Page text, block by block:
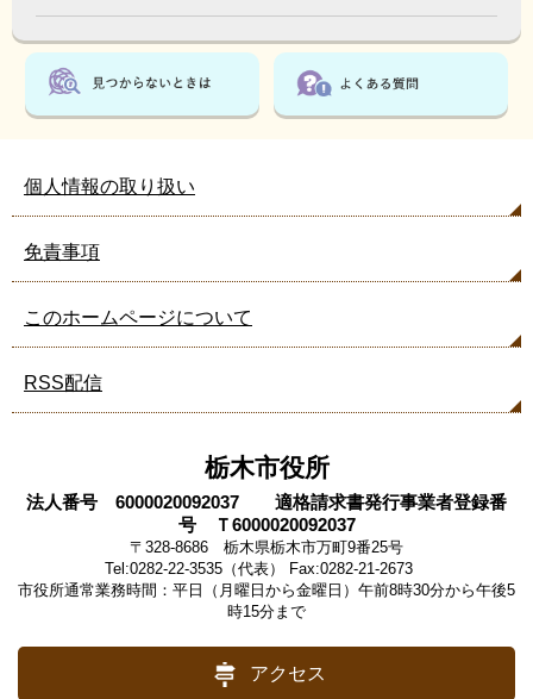
個人情報の取り扱い
免責事項
このホームページについて
RSS配信
栃木市役所
法人番号 6000020092037 適格請求書発行事業者登録番
号 Ｔ6000020092037
〒328-8686 栃木県栃木市万町9番25号
Tel:0282-22-3535（代表） Fax:0282-21-2673
市役所通常業務時間：平日（月曜日から金曜日）午前8時30分から午後5
時15分まで
アクセス